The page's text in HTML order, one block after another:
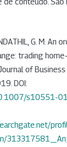
G. M. An
trading
of Business
DOI:
s10551-